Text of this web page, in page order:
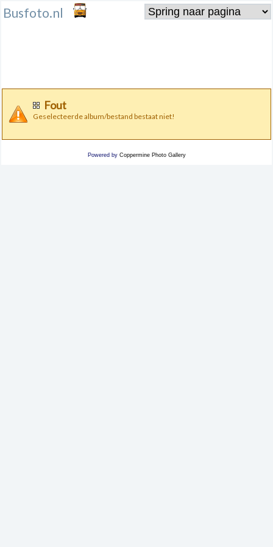
Busfoto.nl
Fout
Geselecteerde album/bestand bestaat niet!
Powered by Coppermine Photo Gallery